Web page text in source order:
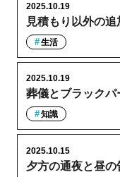
見積もり以外の
2025.10.19
生活
葬儀とブラックパ
2025.10.19
知識
夕方の通夜と昼
2025.10.15